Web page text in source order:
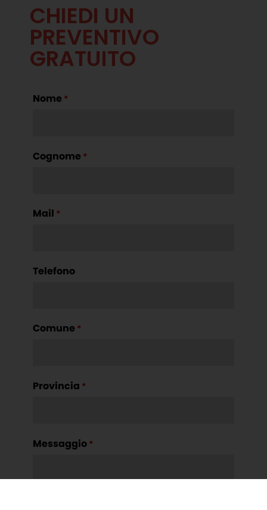
CHIEDI UN
PREVENTIVO
GRATUITO
Nome *
Cognome *
Mail *
Telefono
Comune *
Provincia *
Messaggio *